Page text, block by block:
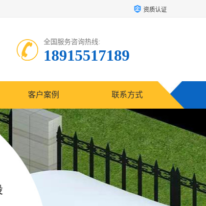
资质认证
全国服务咨询热线:
18915517189
客户案例 联系方式